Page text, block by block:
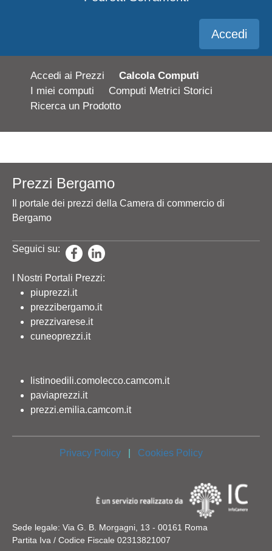
Accedi
Accedi ai Prezzi
Calcola Computi
I miei computi
Computi Metrici Storici
Ricerca un Prodotto
Prezzi Bergamo
Il portale dei prezzi della Camera di commercio di
Bergamo
Seguici su:
I Nostri Portali Prezzi:
piuprezzi.it
prezzibergamo.it
prezzivarese.it
cuneoprezzi.it
listinoedili.comolecco.camcom.it
paviaprezzi.it
prezzi.emilia.camcom.it
Privacy Policy Cookies Policy
Sede legale: Via G. B. Morgagni, 13 - 00161 Roma
Partita Iva / Codice Fiscale 02313821007